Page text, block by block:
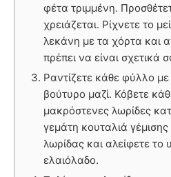
φέτα τριμμένη.
χρειάζεται. Ρίχνετε το
λεκάνη με τα χόρτα και
πρέπει να είναι σχετικά
Ραντίζετε κάθε φύλλο
βούτυρο μαζί. Κόβετε
μακρόστενες λωρίδες
γεμάτη κουταλιά
λωρίδας και αλείφετε
ελαιόλαδο.